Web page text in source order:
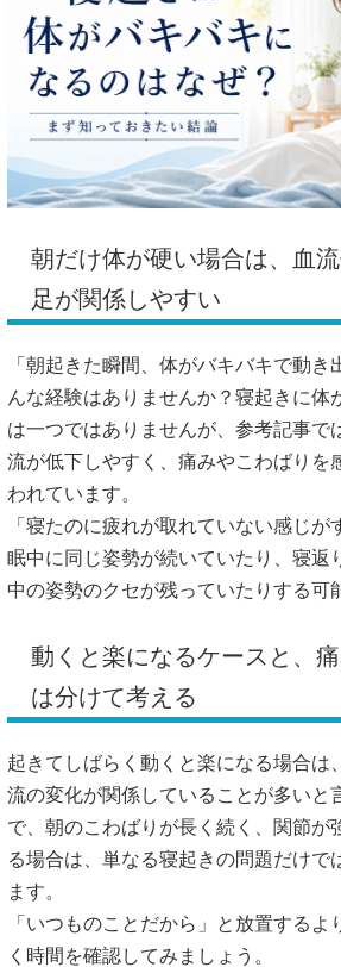
朝だけ体が硬い場合は、血
足が関係しやすい
「朝起きた瞬間、体がバキバキで動
んな経験はありませんか？寝起きに体
は一つではありませんが、参考記事で
流が低下しやすく、痛みやこわばりを
われています。
「寝たのに疲れが取れていない感じ
眠中に同じ姿勢が続いていたり、寝返
中の姿勢のクセが残っていたりする可
動くと楽になるケースと、
は分けて考える
起きてしばらく動くと楽になる場合は
流の変化が関係していることが多いと
で、朝のこわばりが長く続く、関節が
る場合は、単なる寝起きの問題だけで
ます。
「いつものことだから」と放置する
く時間を確認してみましょう。